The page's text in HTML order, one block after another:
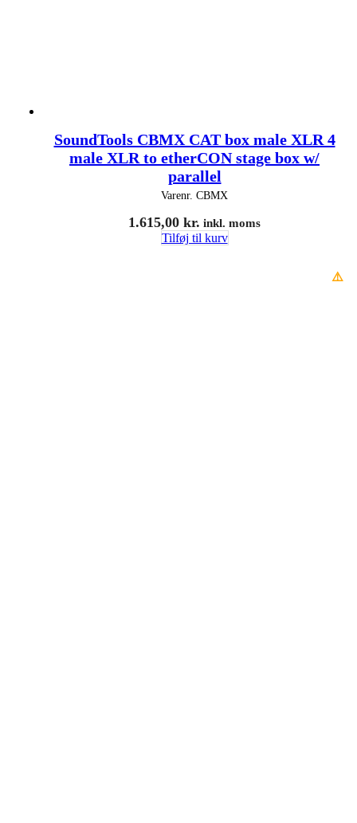
SoundTools CBMX CAT box male XLR 4
male XLR to etherCON stage box w/
parallel
Varenr. CBMX
1.615,00 kr. inkl. moms
Tilføj til kurv
⚠️